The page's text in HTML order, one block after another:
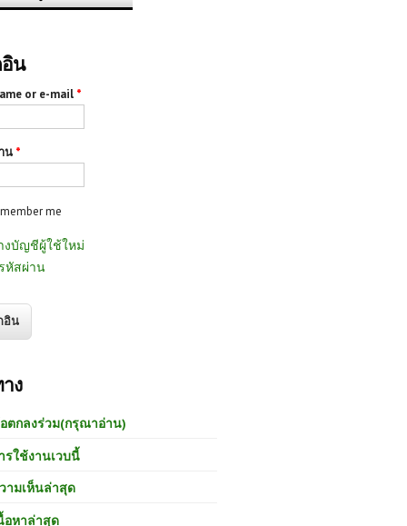
น
or e-mail *
น *
me
งบัญชีผู้ใช้ใหม่
หัสผ่าน
ง
ตกลงร่วม(กรุณาอ่าน)
รใช้งานเวบนี้
ามเห็นล่าสุด
อหาล่าสุด